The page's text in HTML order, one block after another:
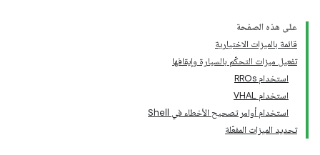
على هذه الصفحة
قائمة بالميزات الاختيارية
تفعيل ميزات التحكّم بالسيارة وإيقافها
استخدام RROs
استخدام VHAL
استخدام أوامر تصحيح الأخطاء في Shell
تحديد الميزات المفعّلة